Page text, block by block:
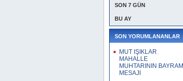
SON 7 GÜN
BU AY
SON YORUMLANANLAR
MUT IŞIKLAR
MAHALLE
MUHTARININ BAYRAM
MESAJI